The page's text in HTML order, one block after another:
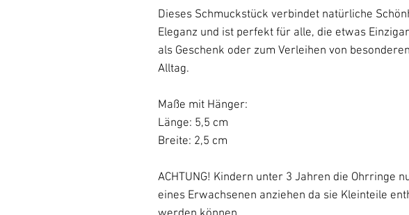
Dieses Schmuckstück verbindet natürliche
Eleganz und ist perfekt für alle, die etwas
als Geschenk oder zum Verleihen von
Alltag.
Maße mit Hänger:
Länge: 5,5 cm
Breite: 2,5 cm
ACHTUNG! Kindern unter 3 Jahren die Ohrringe
eines Erwachsenen anziehen da sie Kleinteile